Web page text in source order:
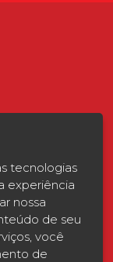
tecnologias
experiência
nossa
de seu
você
de